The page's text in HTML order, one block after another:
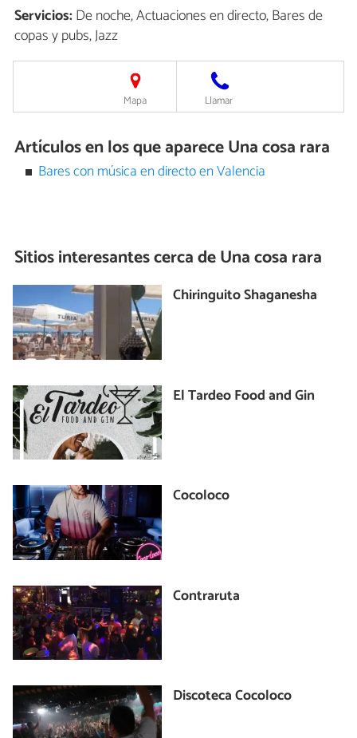
Servicios:De noche, Actuaciones en directo, Bares de
copas y pubs, Jazz
Mapa Llamar
Artículos en los que aparece Una cosa rara
Bares con música en directo en Valencia
Sitios interesantes cerca deUna cosa rara
Chiringuito Shaganesha
El Tardeo Food and Gin
Cocoloco
Contraruta
Discoteca Cocoloco